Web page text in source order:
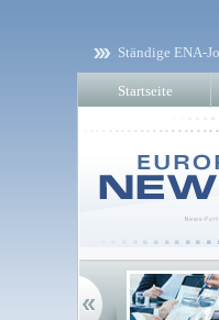
Ständige ENA-
Startseite